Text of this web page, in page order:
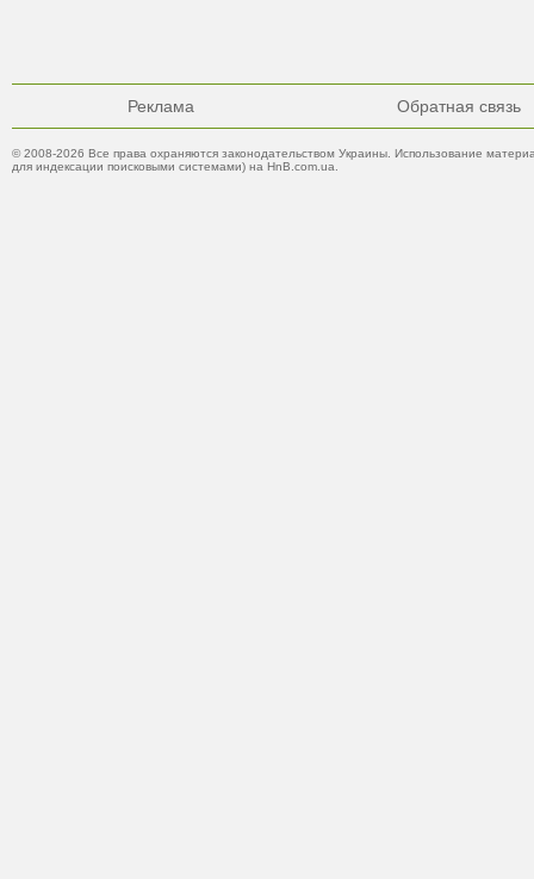
Реклама Обратная связь
© 2008-2026 Все права охраняются законодательством Украины. Использование
для индексации поисковыми системами) на HnB.com.ua.